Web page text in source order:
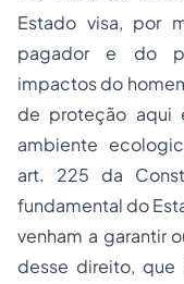
Estado visa, por
pagador e do
impactos do
de proteção aqui
ambiente
art. 225 da
fundamental do
venham a garantir
desse direito,